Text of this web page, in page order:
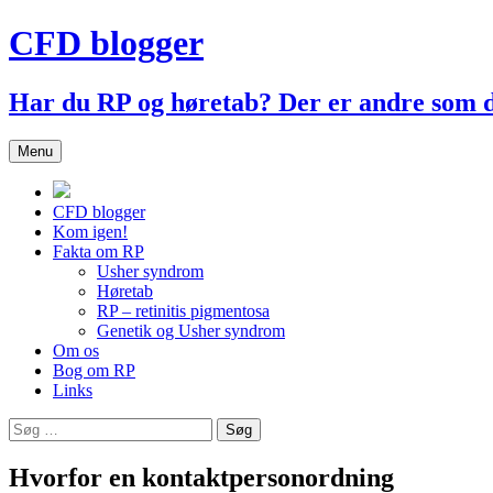
Hop
til
CFD blogger
Har du RP og høretab? Der er andre
Menu
CFD blogger
Kom igen!
Fakta om RP
Usher syndrom
Høretab
RP – retinitis pigmentosa
Genetik og Usher syndrom
Om os
Bog om RP
Links
Søg
efter:
Hvorfor en kontaktpersonordning